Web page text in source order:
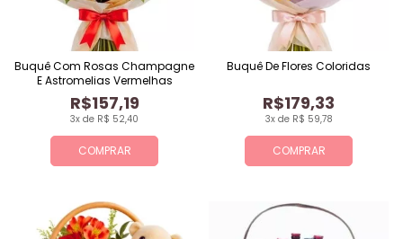
COMPRAR
3x de R$ 52,40
R$157,19
Buquê Com Rosas Champagne
E Astromelias Vermelhas
COMPRAR
3x de R$ 59,78
R$179,33
Buquê De Flores Coloridas